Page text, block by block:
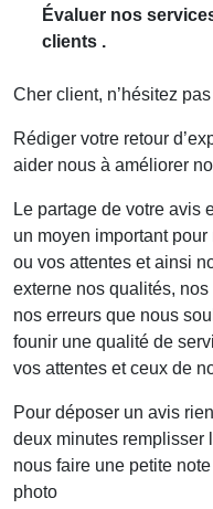
Évaluer nos
clients .
Cher client, n’hésitez
Rédiger votre retour
aider nous à améliorer
Le partage de votre avis
un moyen important
ou vos attentes et ainsi
externe nos qualités,
nos erreurs que nous
founir une qualité de
vos attentes et ceux de
Pour déposer un avis
deux minutes remplisser
nous faire une petite
photo